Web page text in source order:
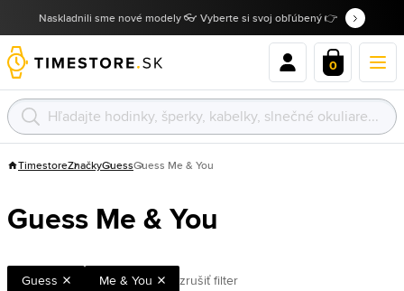
Naskladnili sme nové modely 👓 Vyberte si svoj obľúbený 👉
0
TimestoreZnačkyGuessGuess Me & You
Guess Me & You
Guess Me & You zrušiť filter